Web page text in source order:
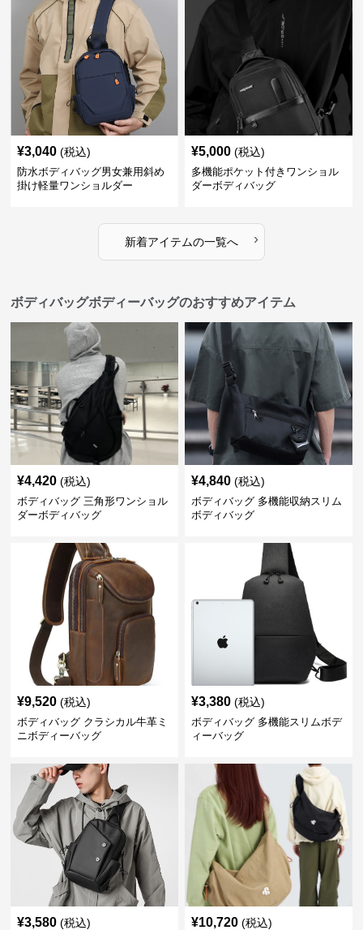
¥3,040 (税込)
防水ボディバッグ男女兼用斜め
掛け軽量ワンショルダー
¥5,000 (税込)
多機能ポケット付きワンショル
ダーボディバッグ
新着アイテムの一覧へ ›
ボディバッグボディーバッグのおすすめアイテム
¥4,420 (税込)
ボディバッグ 三角形ワンショル
ダーボディバッグ
¥4,840 (税込)
ボディバッグ 多機能収納スリム
ボディバッグ
¥9,520 (税込)
ボディバッグ クラシカル牛革ミ
ニボディーバッグ
¥3,380 (税込)
ボディバッグ 多機能スリムボデ
ィーバッグ
¥3,580 (税込) ¥10,720 (税込)